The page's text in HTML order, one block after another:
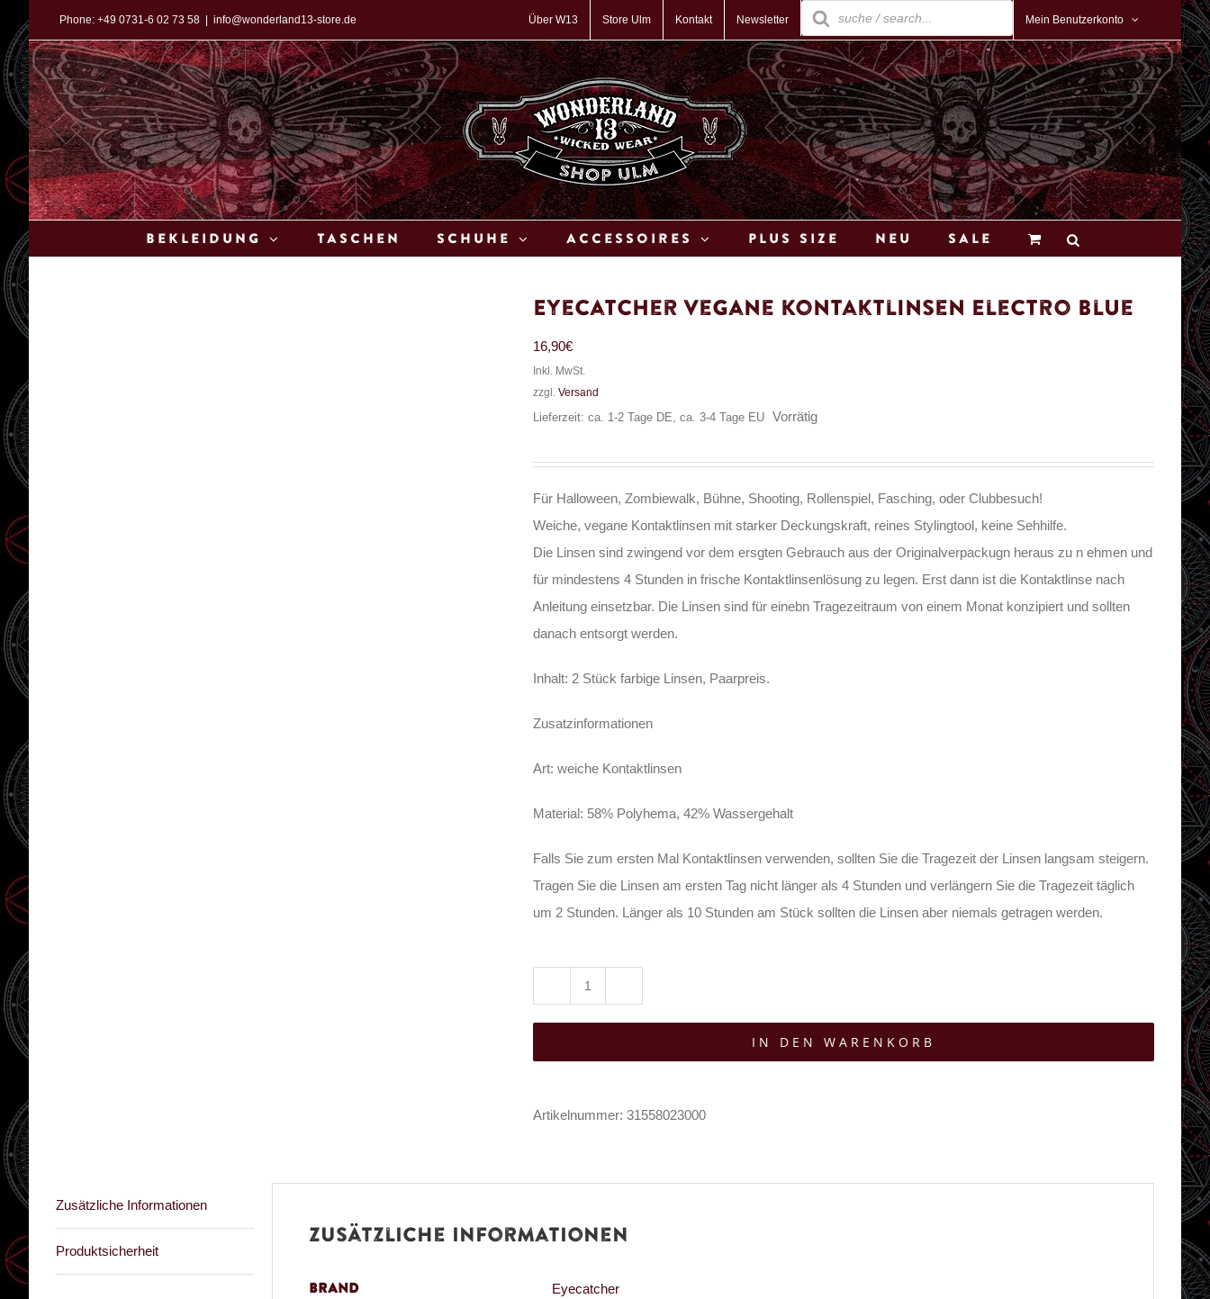
Inhalt
springen
Phone: +49 0731-6 02 73 58 info@wonderland13-store.de Über W13 Store Ulm Kontakt Newsletter
Products
search
Mein Benutzerkonto
Bekleidung Taschen Schuhe Accessoires Plus Size Neu Sale
Eyecatcher Vegane Kontaktlinsen Electro Blue
16,90€
Inkl. MwSt.
zzgl. Versand
Lieferzeit: ca. 1-2 Tage DE, ca. 3-4 Tage EU
Vorrätig
Für Halloween, Zombiewalk, Bühne, Shooting, Rollenspiel, Fasching, oder Clubbesuch!
Weiche, vegane Kontaktlinsen mit starker Deckungskraft, reines Stylingtool, keine Sehhilfe.
Die Linsen sind zwingend vor dem ersgten Gebrauch aus der Originalverpackugn heraus zu n ehmen und
für mindestens 4 Stunden in frische Kontaktlinsenlösung zu legen. Erst dann ist die Kontaktlinse nach
Anleitung einsetzbar. Die Linsen sind für einebn Tragezeitraum von einem Monat konzipiert und sollten
danach entsorgt werden.
Inhalt: 2 Stück farbige Linsen, Paarpreis.
Zusatzinformationen
Art: weiche Kontaktlinsen
Material: 58% Polyhema, 42% Wassergehalt
Falls Sie zum ersten Mal Kontaktlinsen verwenden, sollten Sie die Tragezeit der Linsen langsam steigern.
Tragen Sie die Linsen am ersten Tag nicht länger als 4 Stunden und verlängern Sie die Tragezeit täglich
um 2 Stunden. Länger als 10 Stunden am Stück sollten die Linsen aber niemals getragen werden.
Vegane
IN DEN WARENKORB
Artikelnummer: 31558023000
Zusätzliche Informationen
Produktsicherheit
Zusätzliche Informationen
Brand Eyecatcher